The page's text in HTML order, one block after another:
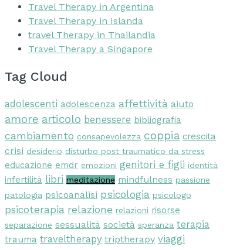
Travel Therapy in Argentina
Travel Therapy in Islanda
travel Therapy in Thailandia
Travel Therapy a Singapore
Tag Cloud
adolescenti adolescenza affettività aiuto
amore articolo benessere bibliografia
cambiamento consapevolezza coppia crescita
crisi desiderio disturbo post traumatico da stress
educazione emdr emozioni genitori e figli identità
infertilità libri meditazione mindfulness passione
patologia psicoanalisi psicologia psicologo
psicoterapia relazione relazioni risorse
separazione sessualità società speranza terapia
trauma traveltherapy triptherapy viaggi